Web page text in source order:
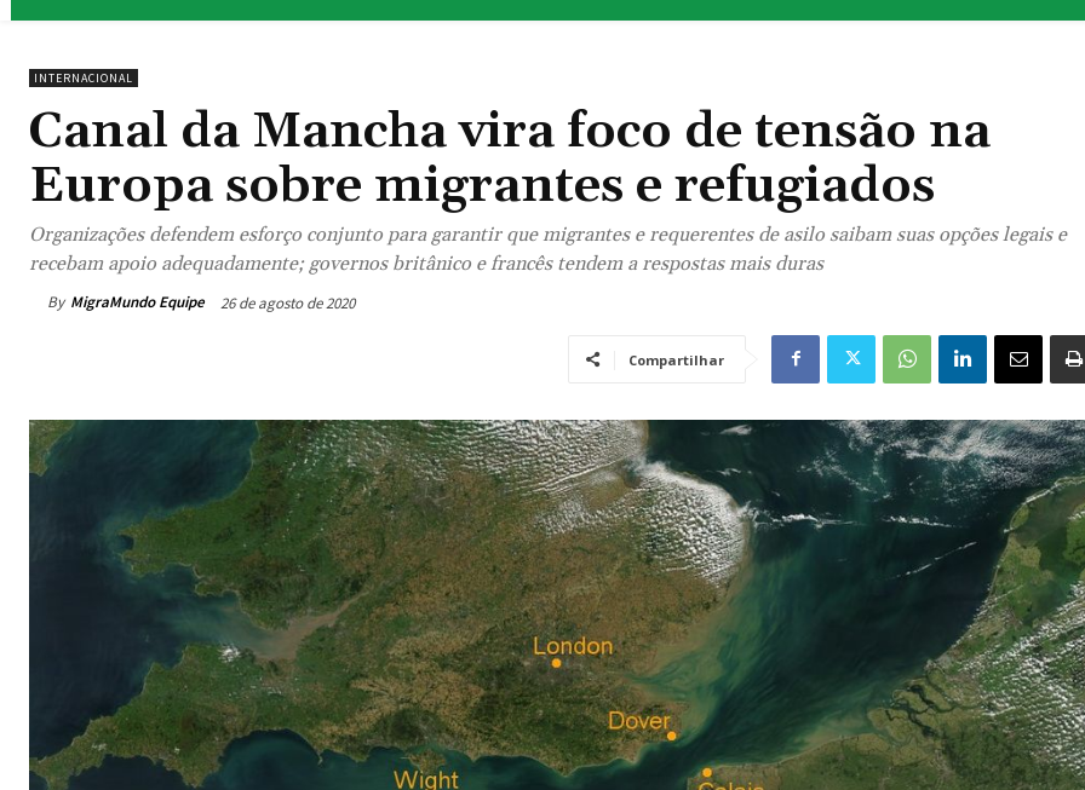
INTERNACIONAL
Canal da Mancha vira foco de tensão na
Europa sobre migrantes e refugiados
Organizações defendem esforço conjunto para garantir que migrantes e requerentes de asilo saibam suas opções legais e
recebam apoio adequadamente; governos britânico e francês tendem a respostas mais duras
By MigraMundo Equipe 26 de agosto de 2020
Compartilhar